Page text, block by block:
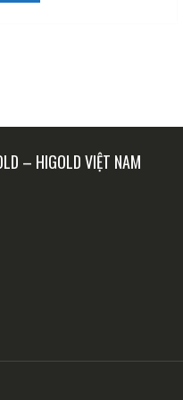
– HIGOLD VIỆT NAM